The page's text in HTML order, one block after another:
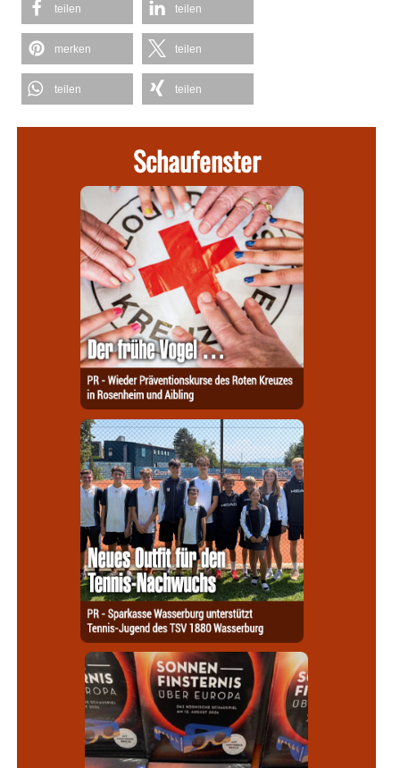
teilen teilen
merken teilen
teilen teilen
Schaufenster